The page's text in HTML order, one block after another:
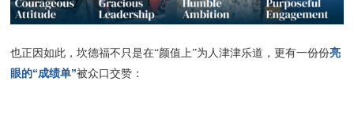
也正因如此，坎德福不只是在“颜值上”为人津津乐道，更有一份份亮
眼的“成绩单”被众口交赞：